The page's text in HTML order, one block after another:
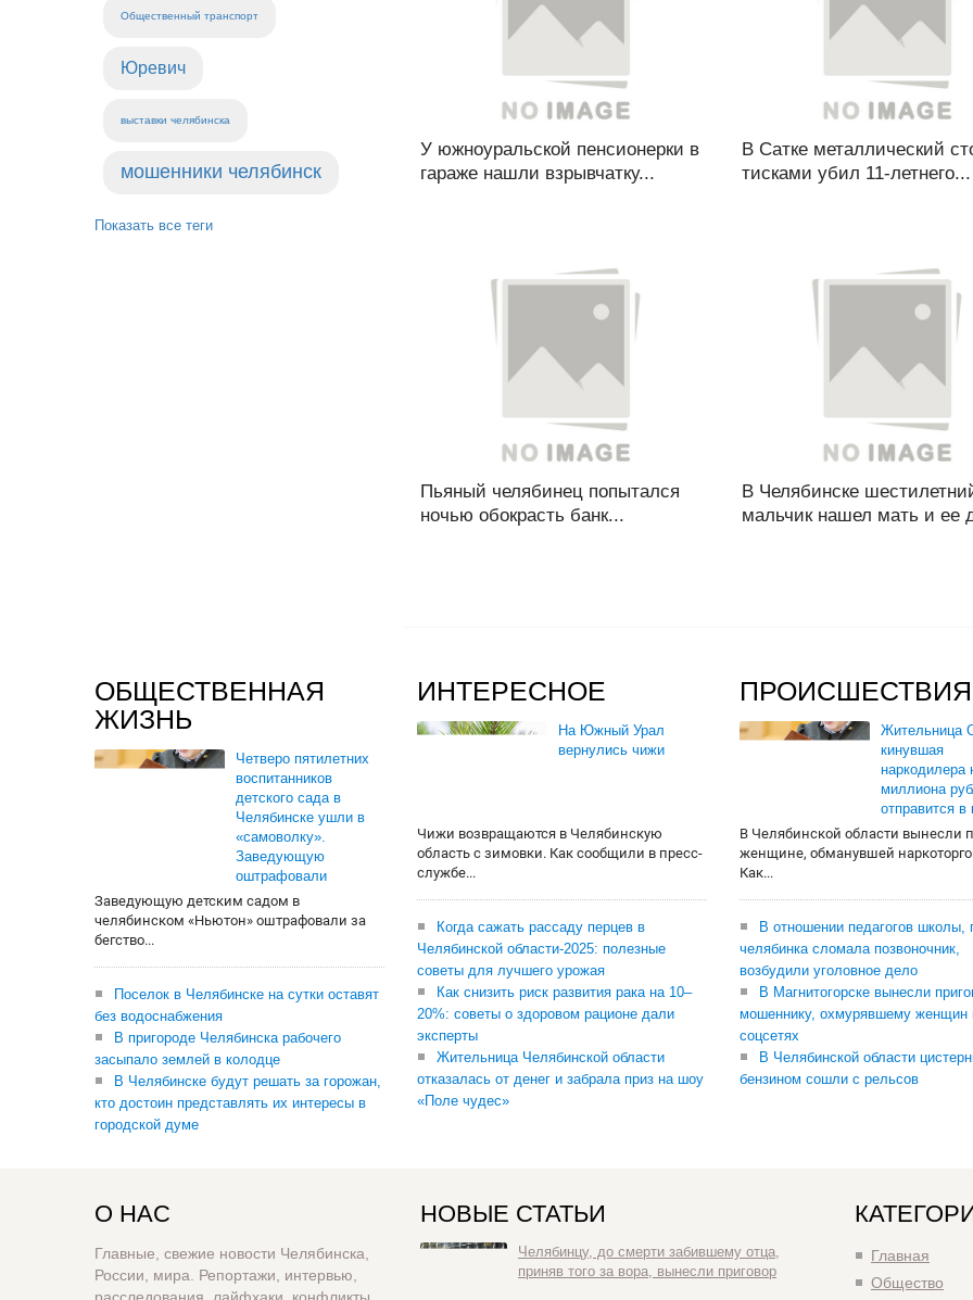
Общественный транспорт
Юревич
выставки челябинска
мошенники челябинск
Показать все теги
У южноуральской пенсионерки в
гараже нашли взрывчатку...
В Сатке металлический
тисками убил 11-летнего...
Пьяный челябинец попытался
ночью обокрасть банк...
В Челябинске
мальчик нашел мать и ее
ОБЩЕСТВЕННАЯ
ЖИЗНЬ
Четверо пятилетних
воспитанников
детского сада в
Челябинске ушли в
«самоволку».
Заведующую
оштрафовали
Заведующую детским садом в
челябинском «Ньютон» оштрафовали за
бегство...
Поселок в Челябинске на сутки оставят
без водоснабжения
В пригороде Челябинска рабочего
засыпало землей в колодце
В Челябинске будут решать за горожан,
кто достоин представлять их интересы в
городской думе
ИНТЕРЕСНОЕ
На Южный Урал
вернулись чижи
Чижи возвращаются в Челябинскую
область с зимовки. Как сообщили в пресс-
службе...
Когда сажать рассаду перцев в
Челябинской области-2025: полезные
советы для лучшего урожая
Как снизить риск развития рака на 10–
20%: советы о здоровом рационе дали
эксперты
Жительница Челябинской области
отказалась от денег и забрала приз на шоу
«Поле чудес»
ПРОИСШЕСТВИЯ
Жительница
кинувшая
наркодилера
миллиона
отправится
В Челябинской области вынесли
женщине, обманувшей
Как...
В отношении педагогов школы,
челябинка сломала позвоночник,
возбудили уголовное дело
В Магнитогорске вынесли
мошеннику, охмурявшему женщин
соцсетях
В Челябинской области
бензином сошли с рельсов
О НАС
Главные, свежие новости Челябинска,
России, мира. Репортажи, интервью,
расследования, лайфхаки, конфликты,
НОВЫЕ СТАТЬИ
Челябинцу, до смерти забившему отца,
приняв того за вора, вынесли приговор
Главная
Общество